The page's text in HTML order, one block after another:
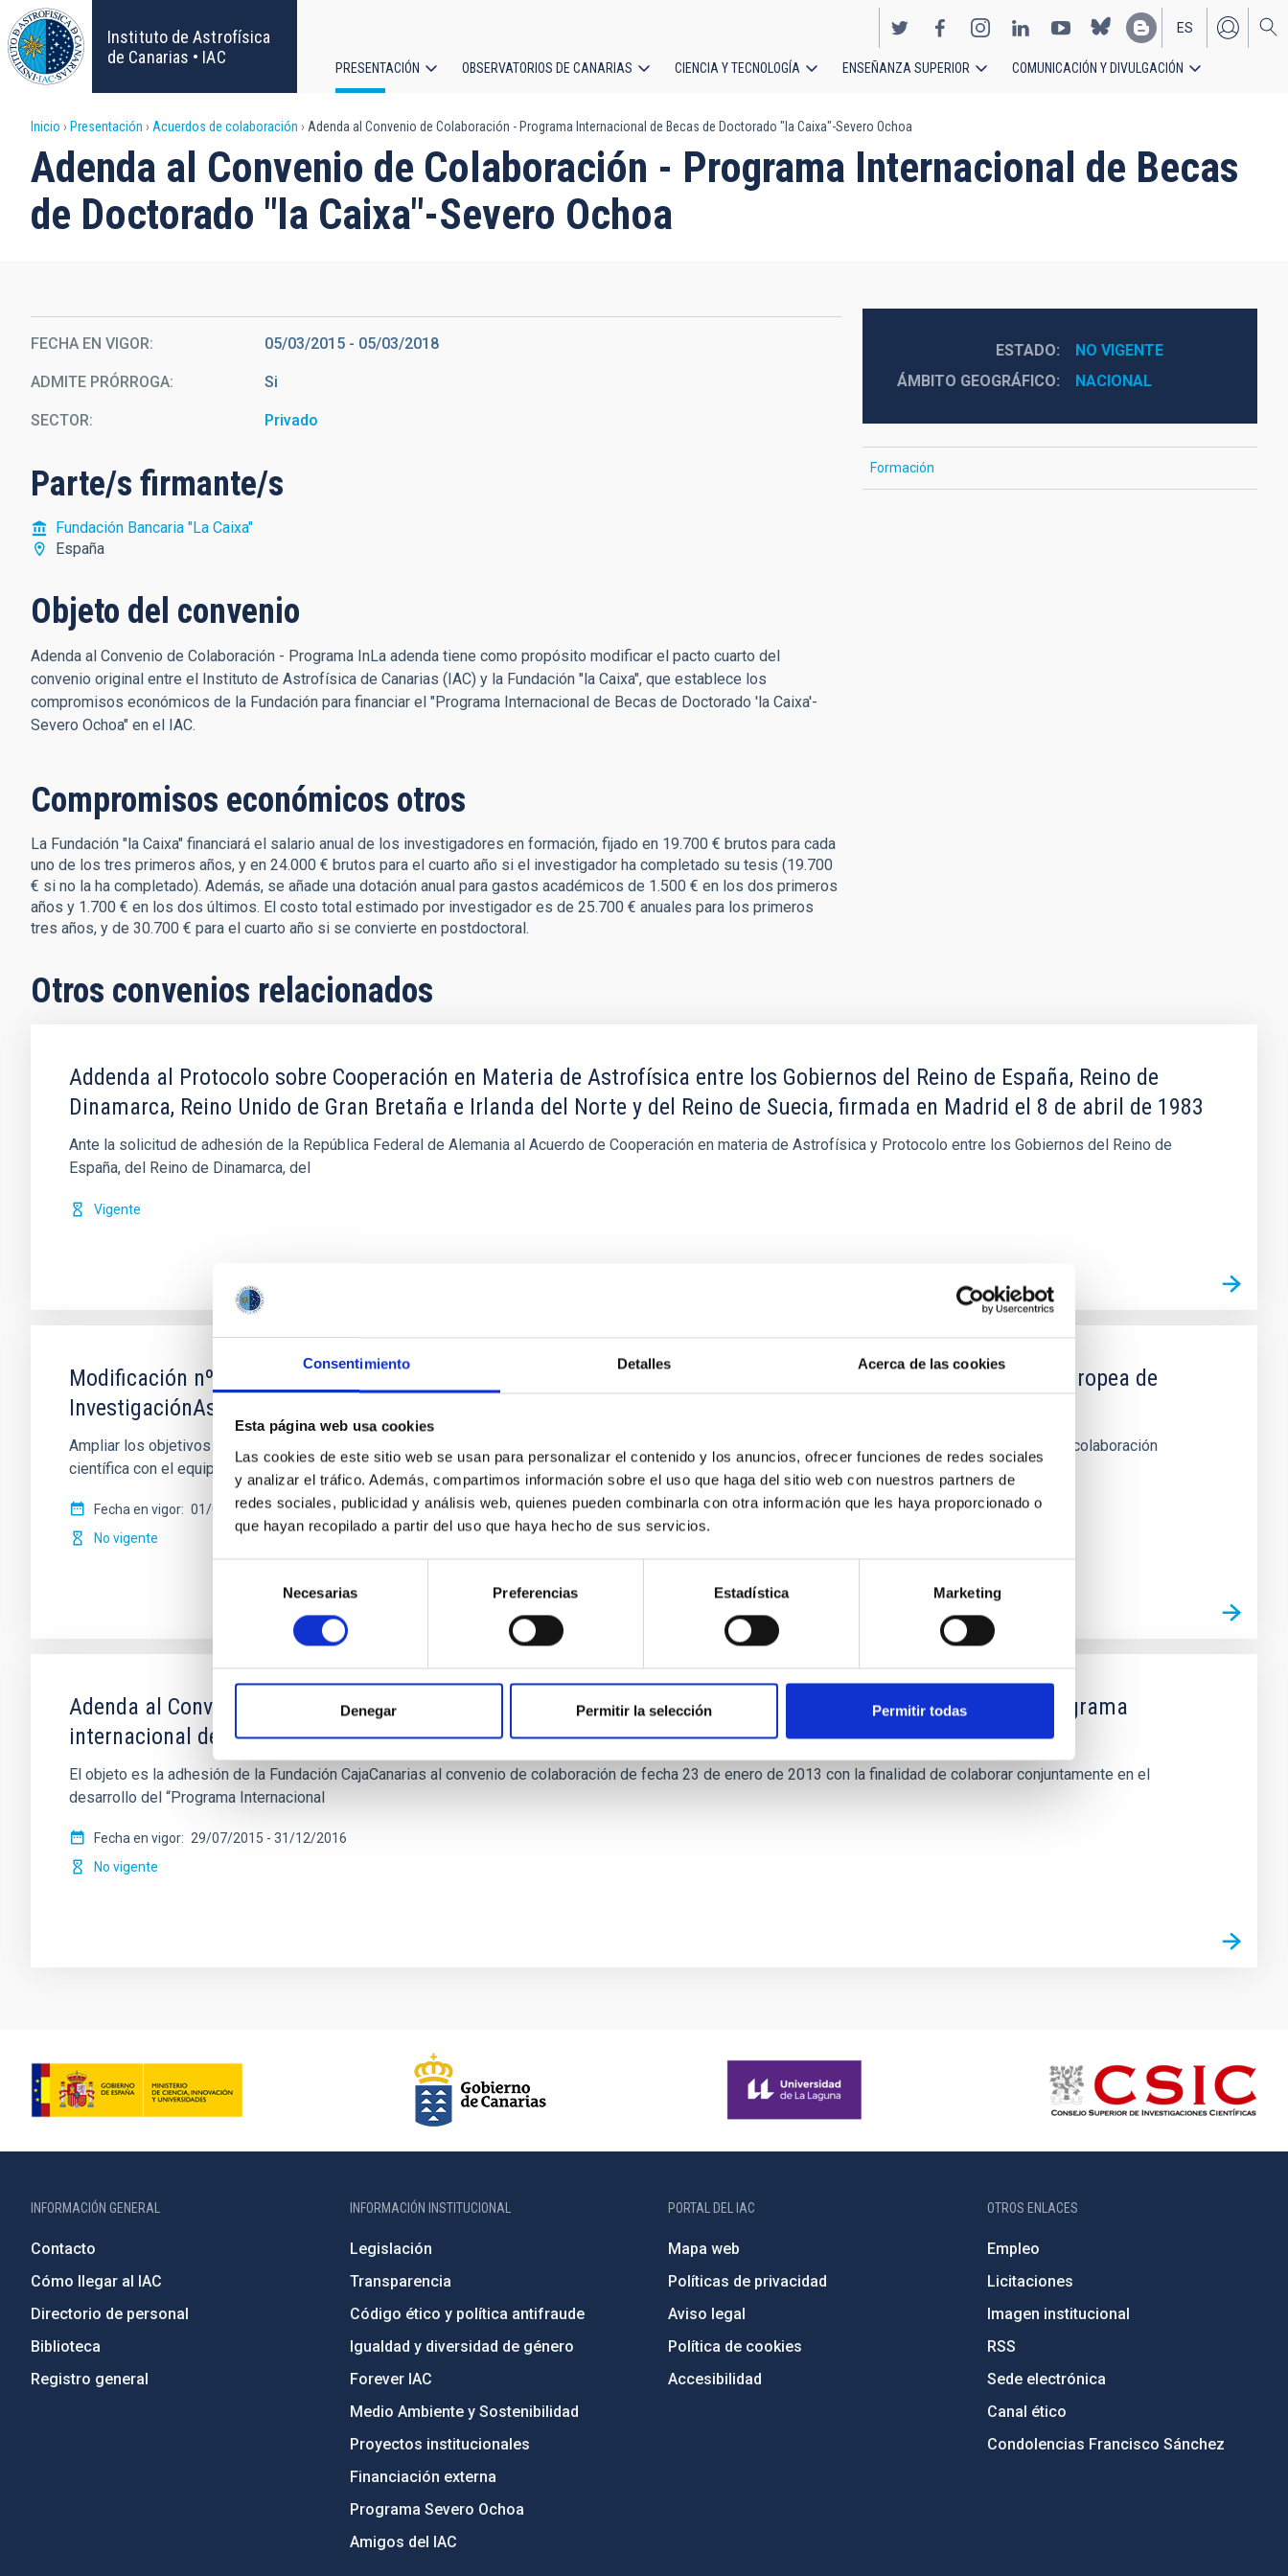
Consentimiento Detalles Acerca de las cookies
Esta página web usa cookies
Las cookies de este sitio web se usan para personalizar el contenido y los anuncios, ofrecer funciones de redes sociales
y analizar el tráfico. Además, compartimos información sobre el uso que haga del sitio web con nuestros partners de
redes sociales, publicidad y análisis web, quienes pueden combinarla con otra información que les haya proporcionado o
que hayan recopilado a partir del uso que haya hecho de sus servicios.
consentimiento
Necesarias Preferencias Estadística Marketing
Denegar Permitir la selección Permitir todas
Pasar
al
contenido
principal
Instituto de Astrofísica
de Canarias • IAC
EN
ES
Navegación
principal
PRESENTACIÓN OBSERVATORIOS DE CANARIAS CIENCIA Y TECNOLOGÍA ENSEÑANZA SUPERIOR COMUNICACIÓN Y DIVULGACIÓN
Sobrescribir
enlaces
de
a
la
navegación
Inicio Presentación Acuerdos de colaboración Adenda al Convenio de Colaboración - Programa Internacional de Becas de Doctorado "la Caixa"-Severo Ochoa
Adenda al Convenio de Colaboración - Programa Internacional de Becas
de Doctorado "la Caixa"-Severo Ochoa
FECHA EN VIGOR 05/03/2015 - 05/03/2018
ADMITE PRÓRROGA Si
SECTOR Privado
Parte/s firmante/s
Fundación Bancaria "La Caixa"
España
Objeto del convenio
Adenda al Convenio de Colaboración - Programa InLa adenda tiene como propósito modificar el pacto cuarto del
convenio original entre el Instituto de Astrofísica de Canarias (IAC) y la Fundación "la Caixa", que establece los
compromisos económicos de la Fundación para financiar el "Programa Internacional de Becas de Doctorado 'la Caixa'-
Severo Ochoa" en el IAC.
Compromisos económicos otros
La Fundación "la Caixa" financiará el salario anual de los investigadores en formación, fijado en 19.700 € brutos para cada
uno de los tres primeros años, y en 24.000 € brutos para el cuarto año si el investigador ha completado su tesis (19.700
€ si no la ha completado). Además, se añade una dotación anual para gastos académicos de 1.500 € en los dos primeros
años y 1.700 € en los dos últimos. El costo total estimado por investigador es de 25.700 € anuales para los primeros
tres años, y de 30.700 € para el cuarto año si se convierte en postdoctoral.
ESTADO
NO VIGENTE
ÁMBITO GEOGRÁFICO
NACIONAL
Formación
Otros convenios relacionados
Addenda al Protocolo sobre Cooperación en Materia de Astrofísica entre los Gobiernos del Reino de España, Reino de
Dinamarca, Reino Unido de Gran Bretaña e Irlanda del Norte y del Reino de Suecia, firmada en Madrid el 8 de abril de 1983
Ante la solicitud de adhesión de la República Federal de Alemania al Acuerdo de Cooperación en materia de Astrofísica y Protocolo entre los Gobiernos del Reino de
España, del Reino de Dinamarca, del
Vigente
Modificación nº 1 a la Carta Acuerdo sobre el experimento en colaboración entre el IAC y la Organización Europea de
InvestigaciónAstronómica Hemisferio Sur.
Ampliar los objetivos de la colaboración para permitir que los experimentos de campo LGS-AO sean realizados en el telescopio WHT de La Palma en colaboración
científica con el equipo de sistemas de
Fecha en vigor 01/02/2017- 31/12/2020
No vigente
Adenda al Convenio de colaboración entre el IAC, Fundación CajaCanarias y Fundación La Caixa para el programa
internacional de Becas de Doctorado
El objeto es la adhesión de la Fundación CajaCanarias al convenio de colaboración de fecha 23 de enero de 2013 con la finalidad de colaborar conjuntamente en el
desarrollo del “Programa Internacional
Fecha en vigor 29/07/2015 - 31/12/2016
No vigente
INFORMACIÓN GENERAL
Contacto
Cómo llegar al IAC
Directorio de personal
Biblioteca
Registro general
INFORMACIÓN INSTITUCIONAL
Legislación
Transparencia
Código ético y política antifraude
Igualdad y diversidad de género
Forever IAC
Medio Ambiente y Sostenibilidad
Proyectos institucionales
Financiación externa
Programa Severo Ochoa
Amigos del IAC
PORTAL DEL IAC
Mapa web
Políticas de privacidad
Aviso legal
Política de cookies
Accesibilidad
OTROS ENLACES
Empleo
Licitaciones
Imagen institucional
RSS
Sede electrónica
Canal ético
Condolencias Francisco Sánchez